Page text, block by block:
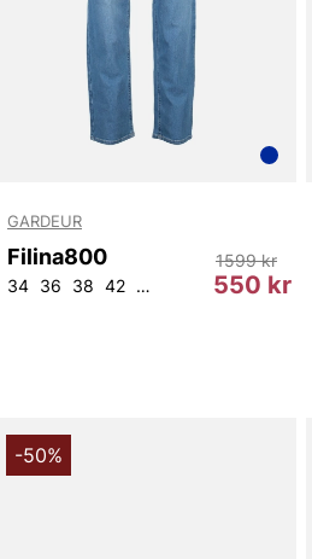
GARDEUR
Filina800
34 36 38 42 44 550 kr
1599 kr
-50%